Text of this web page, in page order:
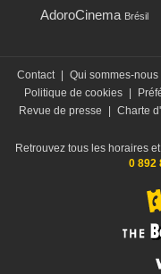
AdoroCinema Brésil
Contact Qui sommes-nous
Politique de cookies
Revue de presse
Charte
Retrouvez tous les horaires
0 892